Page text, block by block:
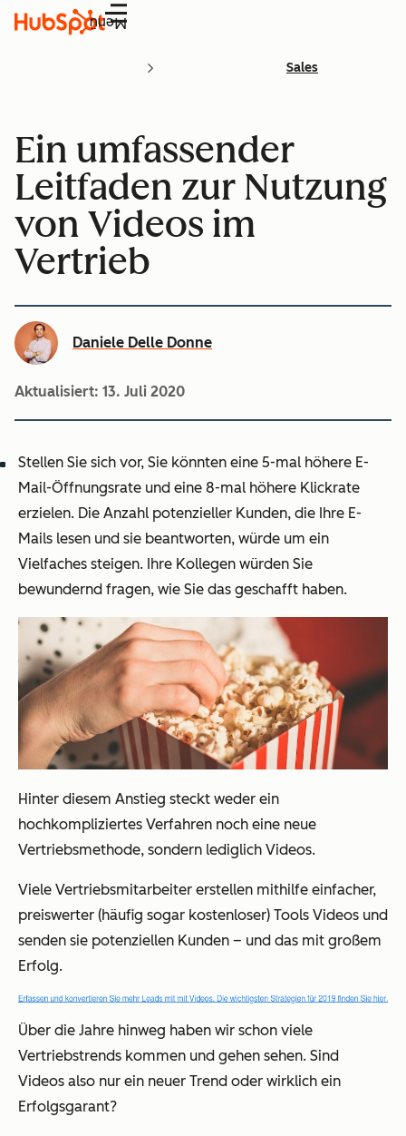
Menü
Sales
Ein umfassender
Leitfaden zur Nutzung
von Videos im
Vertrieb
Daniele Delle Donne
Aktualisiert: 13. Juli 2020
Stellen Sie sich vor, Sie könnten eine 5-mal höhere E-
Mail-Öffnungsrate und eine 8-mal höhere Klickrate
erzielen. Die Anzahl potenzieller Kunden, die Ihre E-
Mails lesen und sie beantworten, würde um ein
Vielfaches steigen. Ihre Kollegen würden Sie
bewundernd fragen, wie Sie das geschafft haben.
Hinter diesem Anstieg steckt weder ein
hochkompliziertes Verfahren noch eine neue
Vertriebsmethode, sondern lediglich Videos.
Viele Vertriebsmitarbeiter erstellen mithilfe einfacher,
preiswerter (häufig sogar kostenloser) Tools Videos und
senden sie potenziellen Kunden – und das mit großem
Erfolg.
Über die Jahre hinweg haben wir schon viele
Vertriebstrends kommen und gehen sehen. Sind
Videos also nur ein neuer Trend oder wirklich ein
Erfolgsgarant?